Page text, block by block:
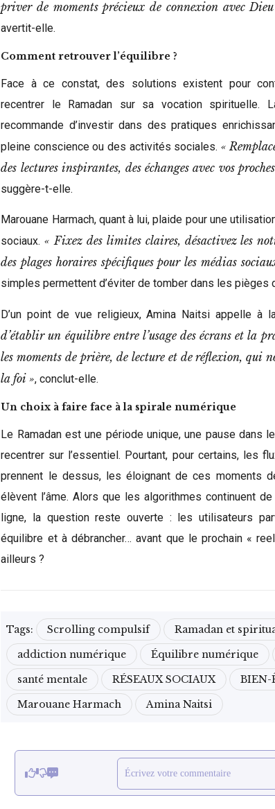
priver de moments précieux de connexion avec
avertit-elle.
Comment retrouver l’équilibre ?
Face à ce constat, des solutions existent pour
recentrer le Ramadan sur sa vocation spirituelle.
recommande d’investir dans des pratiques
pleine conscience ou des activités sociales. «
des lectures inspirantes, des échanges avec vos
suggère-t-elle.
Marouane Harmach, quant à lui, plaide pour une
sociaux.« Fixez des limites claires, désactivez les
des plages horaires spécifiques pour les médias
simples permettent d’éviter de tomber dans les pièges
D’un point de vue religieux, Amina Naitsi appelle à
d’établir un équilibre entre l’usage des écrans et la
les moments de prière, de lecture et de réflexion, qui
la foi », conclut-elle.
Un choix à faire face à la spirale numérique
Le Ramadan est une période unique, une pause dans
recentrer sur l’essentiel. Pourtant, pour certains, les
prennent le dessus, les éloignant de ces moments
élèvent l’âme. Alors que les algorithmes continuent
ligne, la question reste ouverte : les utilisateurs
équilibre et à débrancher… avant que le prochain «
ailleurs ?
Tags: Scrolling compulsif
Ramadan et
addiction numérique
Équilibre numérique
santé mentale
RÉSEAUX SOCIAUX BIEN-
Marouane Harmach
Amina Naitsi
Écrivez votre commentaire